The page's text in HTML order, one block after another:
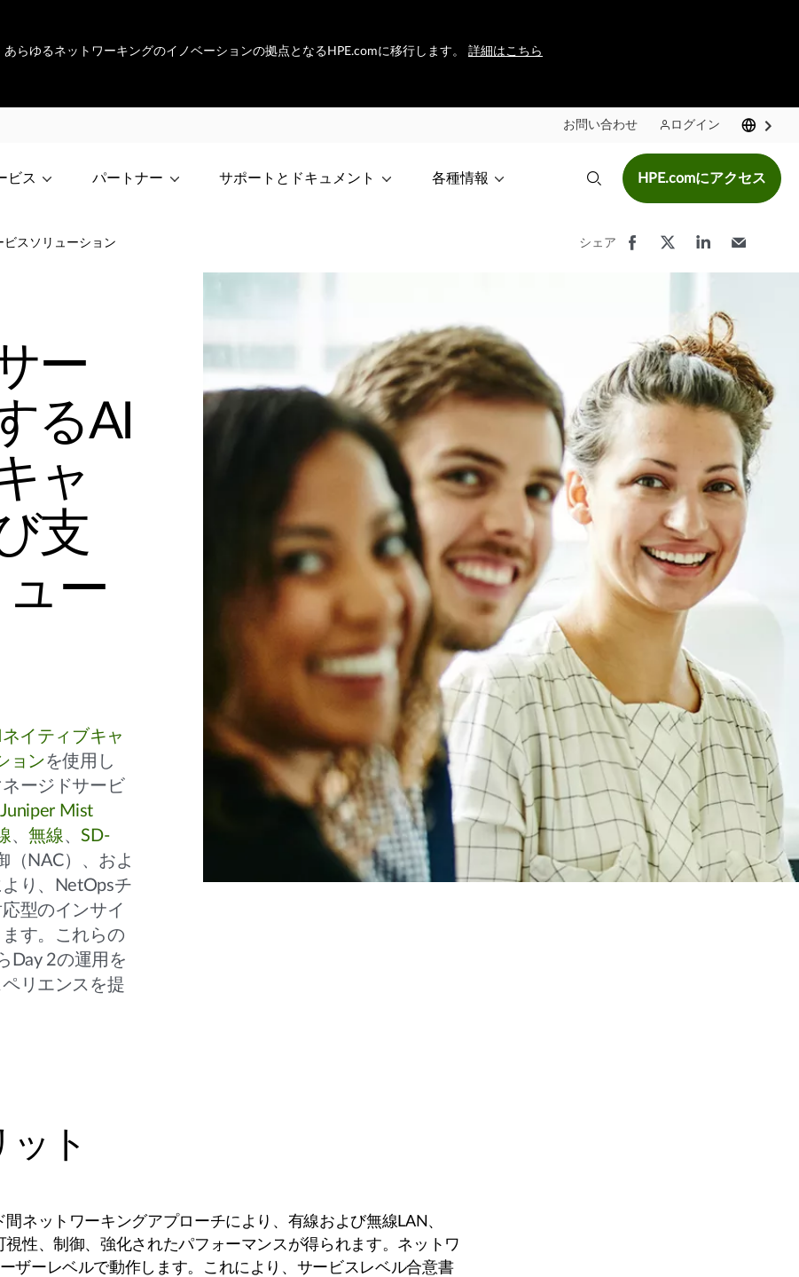
あらゆるネットワーキングのイノベーションの拠点となるHPE.comに移行します。 詳細はこちら
お問い合わせ ログイン
ビス パートナー サポートとドキュメント 各種情報 HPE.comにアクセス
スソリューション シェア
ー
るAI
ャ
支
ー
イティブキャ
ョンを使用し
ージドサービ
Juniper Mist
、無線、SD-
（NAC）、およ
り、NetOpsチ
型のインサイ
す。これらの
Day 2の運用を
リエンスを提
ト
ネットワーキングアプローチにより、有線および無線LAN、
性、制御、強化されたパフォーマンスが得られます。ネットワ
ザーレベルで動作します。これにより、サービスレベル合意書